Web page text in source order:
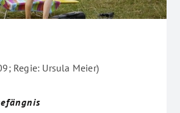
Regie: Ursula Meier)